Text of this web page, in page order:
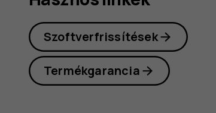
Szoftverfrissítések
Termékgarancia